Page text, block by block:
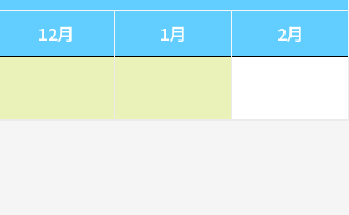
12月 1月 2月